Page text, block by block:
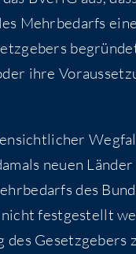
Mehr­be­darfs
ihre
neu­en
des
fest­ge­stellt
des Gesetz­ge­bers